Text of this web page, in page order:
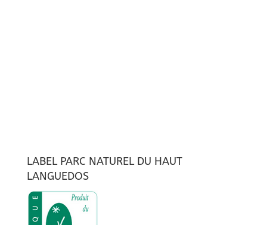
LABEL PARC NATUREL DU HAUT
LANGUEDOS